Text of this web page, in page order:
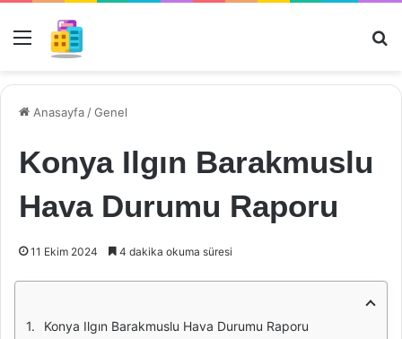
Menü
Anasayfa /Genel
Konya Ilgın Barakmuslu
Hava Durumu Raporu
11 Ekim 2024 4 dakika okuma süresi
Konya Ilgın Barakmuslu Hava Durumu Raporu